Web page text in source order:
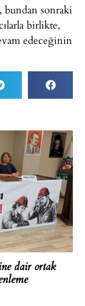
bundan sonraki
birlikte,
edeceğinin
dair ortak